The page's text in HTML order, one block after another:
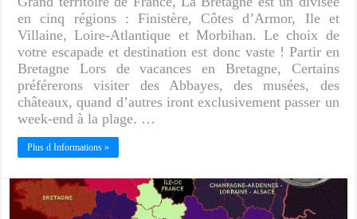
en cinq régions : Finistère, Côtes d’Armor, Ile et
Villaine, Loire-Atlantique et Morbihan. Le choix de
votre escapade et destination est donc vaste ! Partir en
Bretagne Lors de vacances en Bretagne, Certains
préférerons visiter des Abbayes, des musées, des
châteaux, quand d’autres iront exclusivement passer un
week-end à la plage. …
Plus d Informations »